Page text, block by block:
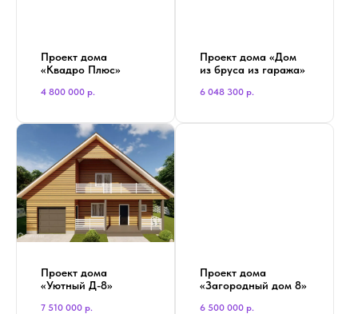
Проект дома
«Квадро Плюс»
4 800 000 р.
Проект дома «Дом
из бруса из гаража»
6 048 300 р.
Проект дома
«Уютный Д-8»
7 510 000 р.
Проект дома
«Загородный дом 8»
6 500 000 р.